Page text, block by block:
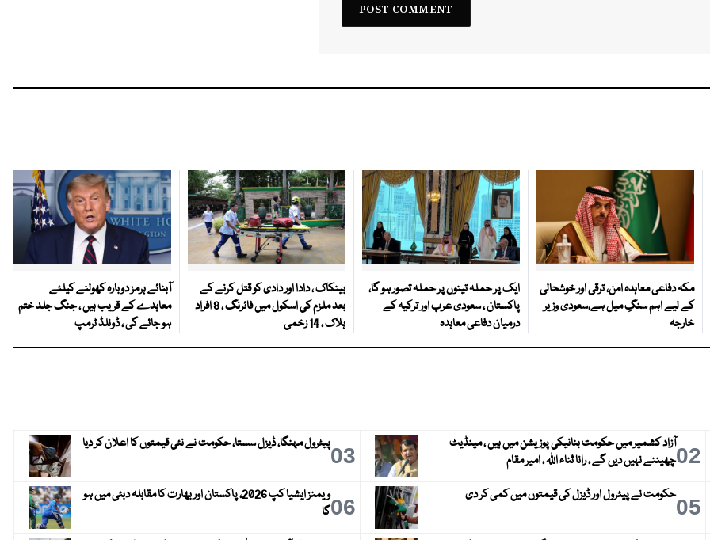
مکہ دفاعی معاہدہ امن، ترقی اور خوشحالی
کے لیے اہم سنگِ میل ہے،سعودی وزیر
خارجہ
ایک پر حملہ تینوں پر حملہ تصور ہو گا،
پاکستان ، سعودی عرب اور ترکیہ کے
درمیان دفاعی معاہدہ
بینکاک ، دادا اور دادی کو قتل کرنے کے
بعد ملزم کی اسکول میں فائرنگ ، 8 افراد
ہلاک ، 14 زخمی
آبنائے ہرمز دوبارہ کھولنے کیلئے
معاہدے کے قریب ہیں ، جنگ جلد ختم
ہو جائے گی ، ڈونلڈ ٹرمپ
02آزاد کشمیر میں حکومت بنانیکی پوزیشن میں ہیں ، مینڈیٹ
چھیننے نہیں دیں گے ، رانا ثناء اللہ ، امیر مقام
03پیٹرول مہنگا، ڈیزل سستا، حکومت نے نئی قیمتوں کا اعلان کر دیا
05حکومت نے پیٹرول اور ڈیزل کی قیمتوں میں کمی کر دی 06
ویمنز ایشیا کپ 2026، پاکستان اور بھارت کا مقابلہ دبئی میں ہو
گا